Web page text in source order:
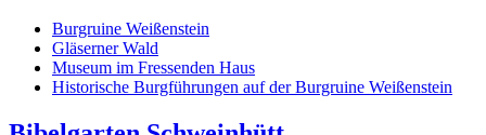
Burgruine Weißenstein
Gläserner Wald
Museum im Fressenden Haus
Historische Burgführungen auf der Burgruine Weißenstein